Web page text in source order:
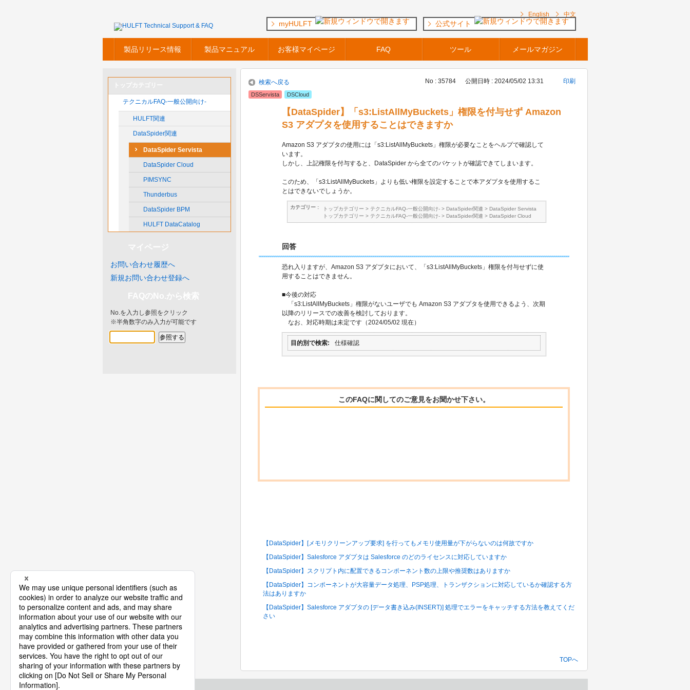
English 中文
製品リリース情報 製品マニュアル お客様マイページ FAQ ツール メールマガジン
myHULFT 公式サイト
テクニカルFAQ-一般公開向け-
HULFT関連
DataSpider関連
DataSpider Servista
DataSpider Cloud
PIMSYNC
Thunderbus
DataSpider BPM
HULFT DataCatalog
お問い合わせ履歴へ
新規お問い合わせ登録へ
No.を入力し参照をクリック
※半角数字のみ入力が可能です
検索へ戻る No : 35784 公開日時 : 2024/05/02 13:31 印刷
DSServista DSCloud
【DataSpider】「s3:ListAllMyBuckets」権限を付与せず Amazon
S3 アダプタを使用することはできますか
Amazon S3 アダプタの使用には「s3:ListAllMyBuckets」権限が必要なことをヘルプで確認して
います。
しかし、上記権限を付与すると、DataSpider から全てのバケットが確認できてしまいます。
このため、「s3:ListAllMyBuckets」よりも低い権限を設定することで本アダプタを使用するこ
とはできないでしょうか。
カテゴリー : トップカテゴリー > テクニカルFAQ-一般公開向け-> DataSpider関連 > DataSpider Servista
トップカテゴリー > テクニカルFAQ-一般公開向け-> DataSpider関連 > DataSpider Cloud
回答
恐れ入りますが、Amazon S3 アダプタにおいて、「s3:ListAllMyBuckets」権限を付与せずに使
用することはできません。
■今後の対応
「s3:ListAllMyBuckets」権限がないユーザでも Amazon S3 アダプタを使用できるよう、次期
以降のリリースでの改善を検討しております。
なお、対応時期は未定です（2024/05/02 現在）
目的別で検索 仕様確認
このFAQに関してのご意見をお聞かせ下さい。
【DataSpider】[メモリクリーンアップ要求] を行ってもメモリ使用量が下がらないのは何故ですか
【DataSpider】Salesforce アダプタは Salesforce のどのライセンスに対応していますか
【DataSpider】スクリプト内に配置できるコンポーネント数の上限や推奨数はありますか
【DataSpider】コンポーネントが大容量データ処理、PSP処理、トランザクションに対応しているか確認する方
法はありますか
【DataSpider】Salesforce アダプタの [データ書き込み(INSERT)] 処理でエラーをキャッチする方法を教えてくだ
さい
TOPへ